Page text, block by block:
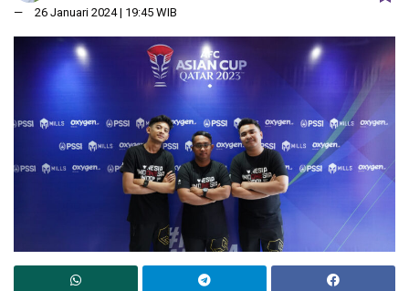
26 Januari 2024 | 19:45 WIB